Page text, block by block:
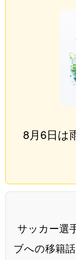
8月6日は
サッカー選
ブへの移籍